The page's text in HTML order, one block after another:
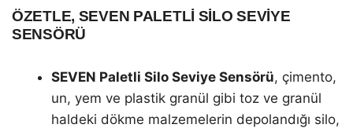
ÖZETLE, SEVEN PALETLI SILO SEVIYE
SENSÖRÜ
SEVEN Paletli Silo Seviye Sensörü, çimento,
un, yem ve plastik granül gibi toz ve granül
haldeki dökme malzemelerin depolandığı silo,